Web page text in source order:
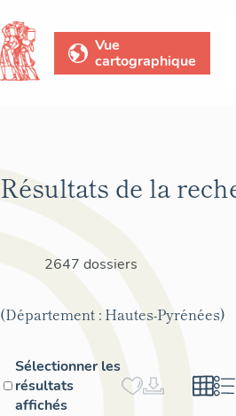
Vue
cartographique
Résultats de la
2647 dossiers
(Département : Hautes-Pyrénées)
Sélectionner les
résultats
affichés